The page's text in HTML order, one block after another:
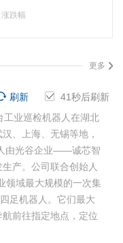
涨跌幅
更多
40秒后刷新
刷新
工业巡检机器人在湖北
、上海、无锡等地，
由光谷企业——诚芯智
产。公司联合创始人
领域最大规模的一次集
足机器人。它们最大
前往指定地点，定位